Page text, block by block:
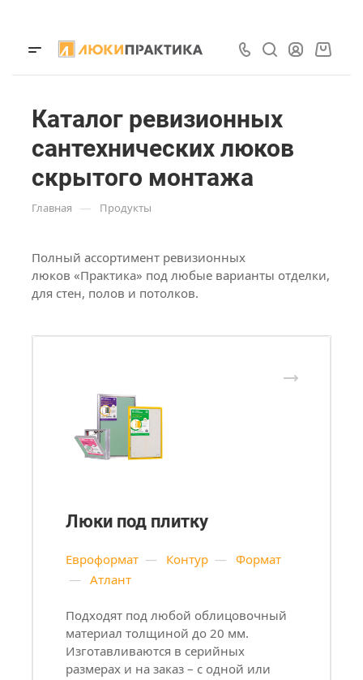
Каталог ревизионных
сантехнических люков
скрытого монтажа
Главная — Продукты
Полный ассортимент ревизионных
люков «Практика» под любые варианты отделки,
для стен, полов и потолков.
Люки под плитку
Евроформат — Контур — Формат
— Атлант
Подходят под любой облицовочный
материал толщиной до 20 мм.
Изготавливаются в серийных
размерах и на заказ – с одной или